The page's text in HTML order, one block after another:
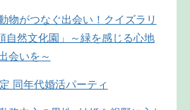
物がつなぐ出会い！クイズラリ
自然文化園」～緑を感じる心地
会いを～
同年代婚活パーティ